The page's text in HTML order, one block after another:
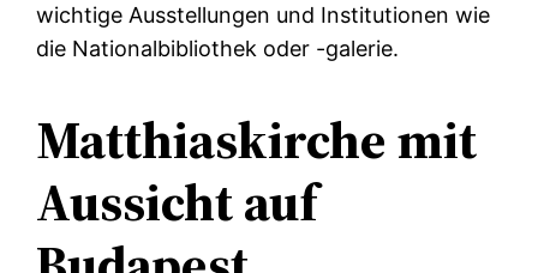
wichtige Ausstellungen und Institutionen wie
die Nationalbibliothek oder -galerie.
Matthiaskirche mit
Aussicht auf